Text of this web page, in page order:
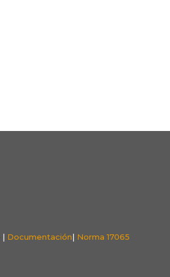
| Documentación| Norma 17065